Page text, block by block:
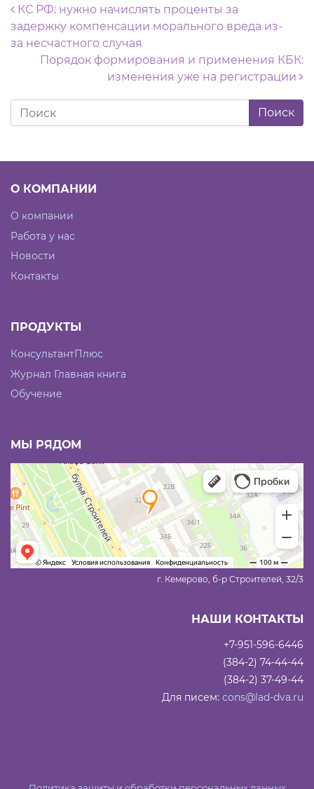
Навигация по записям
КС РФ: нужно начислять проценты за
задержку компенсации морального вреда из-
за несчастного случая
Порядок формирования и применения КБК:
изменения уже на регистрации
О КОМПАНИИ
О компании
Работа у нас
Новости
Контакты
ПРОДУКТЫ
КонсультантПлюс
Журнал Главная книга
Обучение
МЫ РЯДОМ
г. Кемерово, б-р Строителей, 32/3
НАШИ КОНТАКТЫ
+7-951-596-6446
(384-2) 74-44-44
(384-2) 37-49-44
Для писем: cons@lad-dva.ru